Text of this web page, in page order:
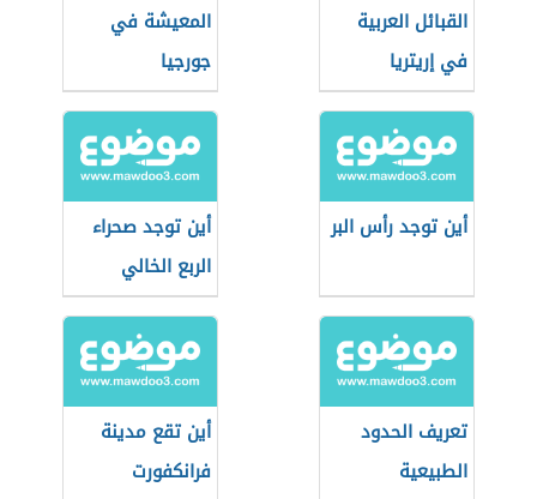
القبائل العربية
في إريتريا
المعيشة في
جورجيا
أين توجد رأس البر
أين توجد صحراء
الربع الخالي
تعريف الحدود
الطبيعية
أين تقع مدينة
فرانكفورت